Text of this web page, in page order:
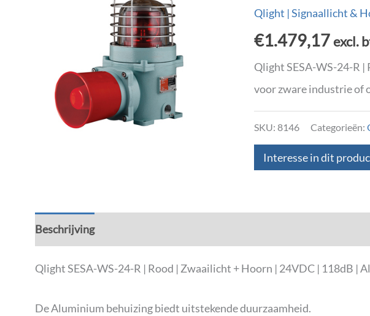
Qlight | Signaallicht &
€1.479,17 excl.
Qlight SESA-WS-24-R
voor zware industrie of
SKU: 8146 Categorieën:
Interesse in dit
Beschrijving
Qlight SESA-WS-24-R | Rood | Zwaailicht + Hoorn | 24VDC | 118dB
De Aluminium behuizing biedt uitstekende duurzaamheid.